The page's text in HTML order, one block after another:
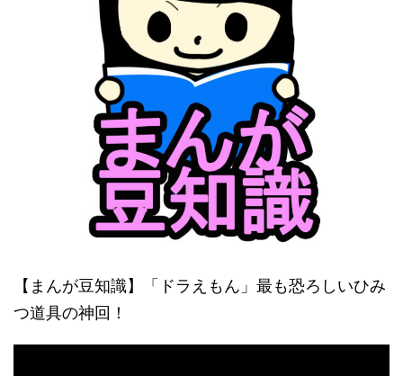
【まんが豆知識】「ドラえもん」最も恐ろしいひみ
つ道具の神回！